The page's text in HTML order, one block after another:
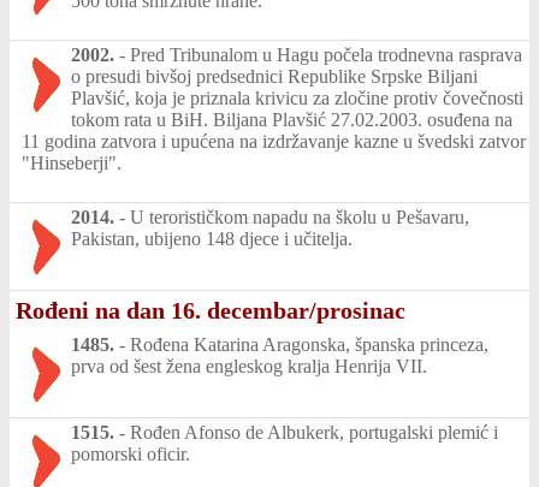
2002. - Pred Tribunalom u Hagu počela trodnevna rasprava
o presudi bivšoj predsednici Republike Srpske Biljani
Plavšić, koja je priznala krivicu za zločine protiv čovečnosti
tokom rata u BiH. Biljana Plavšić 27.02.2003. osuđena na
11 godina zatvora i upućena na izdržavanje kazne u švedski zatvor
"Hinseberji".
2014. - U terorističkom napadu na školu u Pešavaru,
Pakistan, ubijeno 148 djece i učitelja.
Rođeni na dan 16. decembar/prosinac
1485. - Rođena Katarina Aragonska, španska princeza,
prva od šest žena engleskog kralja Henrija VII.
1515. - Rođen Afonso de Albukerk, portugalski plemić i
pomorski oficir.